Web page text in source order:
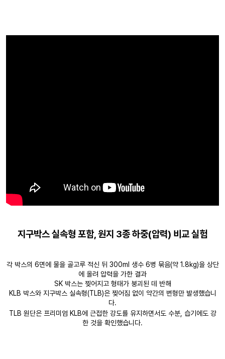
지구박스 실속형 포함, 원지 3종 하중(압력) 비교 실험
각 박스의 6면에 물을 골고루 적신 뒤 300ml 생수 6병 묶음(약 1.8kg)을 상단
에 올려 압력을 가한 결과
SK 박스는 찢어지고 형태가 붕괴된 데 반해
KLB 박스와 지구박스 실속형(TLB)은 찢어짐 없이 약간의 변형만 발생했습니
다.
TLB 원단은 프리미엄 KLB에 근접한 강도를 유지하면서도 수분, 습기에도 강
한 것을 확인했습니다.